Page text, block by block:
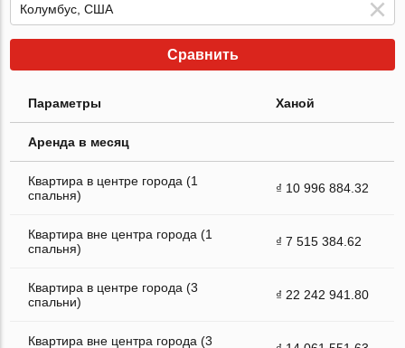
Сравнить
Параметры Ханой
Аренда в месяц
Квартира в центре города (1
спальня)
₫ 10 996 884.32
Квартира вне центра города (1
спальня)
₫ 7 515 384.62
Квартира в центре города (3
спальни)
₫ 22 242 941.80
Квартира вне центра города (3